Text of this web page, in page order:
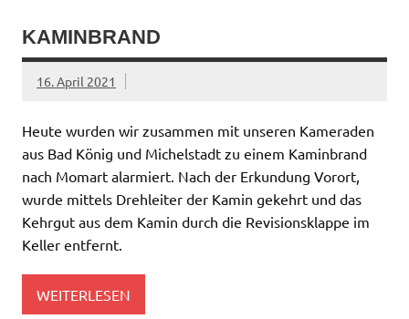
KAMINBRAND
16. April 2021
Heute wurden wir zusammen mit unseren Kameraden
aus Bad König und Michelstadt zu einem Kaminbrand
nach Momart alarmiert. Nach der Erkundung Vorort,
wurde mittels Drehleiter der Kamin gekehrt und das
Kehrgut aus dem Kamin durch die Revisionsklappe im
Keller entfernt.
WEITERLESEN